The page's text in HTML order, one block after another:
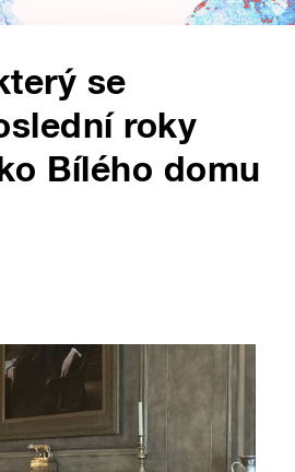
se
roky
Bílého domu